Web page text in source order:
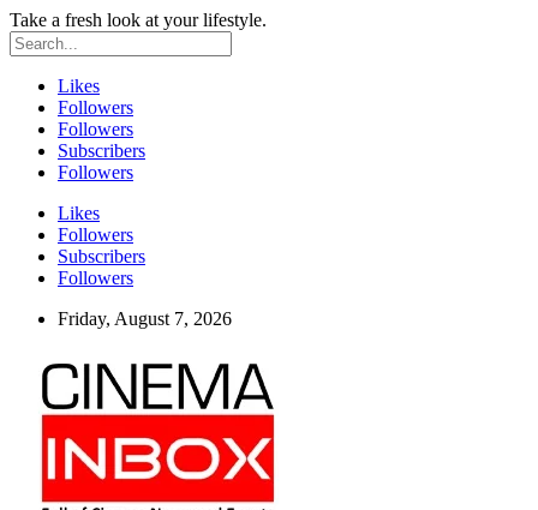
Take a fresh look at your lifestyle.
Likes
Followers
Followers
Subscribers
Followers
Likes
Followers
Subscribers
Followers
Friday, August 7, 2026